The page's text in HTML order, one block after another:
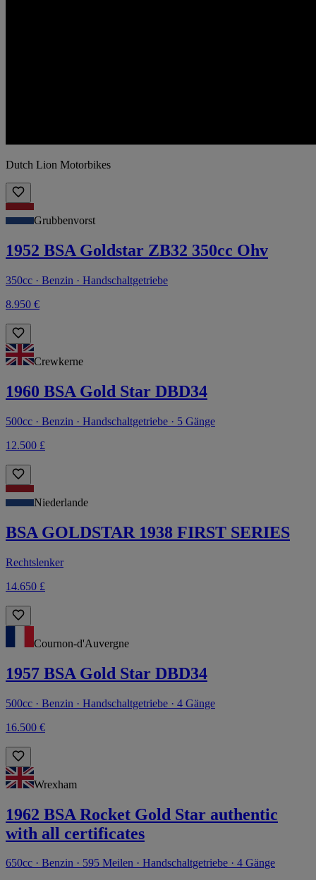
Dutch Lion Motorbikes
Grubbenvorst
1952 BSA Goldstar ZB32 350cc Ohv
350cc · Benzin · Handschaltgetriebe
8.950 €
Crewkerne
1960 BSA Gold Star DBD34
500cc · Benzin · Handschaltgetriebe · 5 Gänge
12.500 £
Niederlande
BSA GOLDSTAR 1938 FIRST SERIES
Rechtslenker
14.650 £
Cournon-d'Auvergne
1957 BSA Gold Star DBD34
500cc · Benzin · Handschaltgetriebe · 4 Gänge
16.500 €
Wrexham
1962 BSA Rocket Gold Star authentic
with all certificates
650cc · Benzin · 595 Meilen · Handschaltgetriebe · 4 Gänge